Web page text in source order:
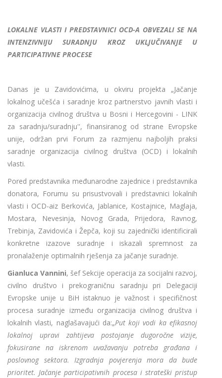
LOKALNE VLASTI I PREDSTAVNICI OCD-A OBVEZALI SE NA
INTENZIVNIJU SURADNJU KROZ UKLJUČIVANJE U
PARTICIPATIVNE PROCESE
Danas je u Zavidovićima, u okviru projekta „Jačanje
lokalnog učešća i saradnje kroz partnerstvo javnih vlasti i
organizacija civilnog društva u Bosni i Hercegovini - LINK
za saradnju/suradnju'', finansiranog od strane Evropske
unije, održan prvi Forum za razmjenu najboljih praksi
saradnje organizacija civilnog društva (OCD) i lokalnih
vlasti.
Pored predstavnika međunarodne zajednice i predstavnika
donatora, Forumu su prisustvovali i predstavnici lokalnih
vlasti i OCD-aiz Berkovića, Jablanice, Kostajnice, Maglaja,
Mostara, Nevesinja, Novog Grada, Prijedora, Ravnog,
Trebinja, Zavidovića i Žepča, koji su zajednički identificirali
konkretne izazove suradnje i iskazali spremnost za
pronalaženje optimalnih rješenja za jačanje suradnje.
Gianluca Vannini, šef Sekcije operacija za socijalni razvoj,
civilno društvo i prekograničnu saradnju pri Delegaciji
Evropske unije u BiH istaknuo je važnost i specifičnost
procesa suradnje između organizacija civilnog društva i
lokalnih vlasti, naglašavajući da:„Put koji vodi ka efikasnoj
lokalnoj upravi zahtijeva postojanje dugoročne vizije,
fokusirane na iskrenom uvažavanju potreba građana i
poslovnog sektora. Izgradnja povjerenja mora da bude
prioritet. Jačanje participativnih procesa i strateški pristup